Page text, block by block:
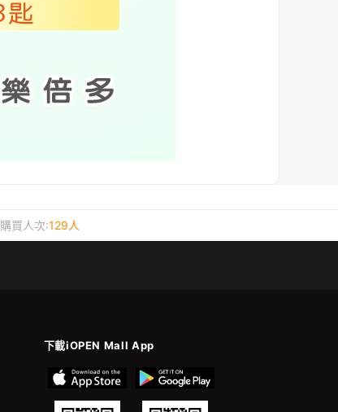
購買人次:129人
下載iOPEN Mall App